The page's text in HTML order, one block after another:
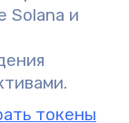
Solana и
токены